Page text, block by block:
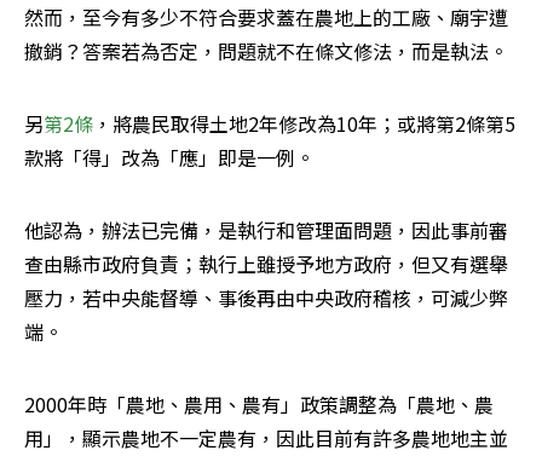
然而，至今有多少不符合要求蓋在農地上的工廠、廟宇遭
撤銷？答案若為否定，問題就不在條文修法，而是執法。
另第2條 ，將農民取得土地2年修改為10年；或將第2條第5
款將「得」改為「應」即是一例。
他認為，辦法已完備，是執行和管理面問題，因此事前審
查由縣市政府負責；執行上雖授予地方政府，但又有選舉
壓力，若中央能督導、事後再由中央政府稽核，可減少弊
端。
2000年時「農地、農用、農有」政策調整為「農地、農
用」，顯示農地不一定農有，因此目前有許多農地地主並